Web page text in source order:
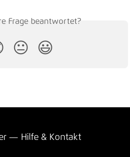
Frage beantwortet?
😐 😃
— Hilfe & Kontakt